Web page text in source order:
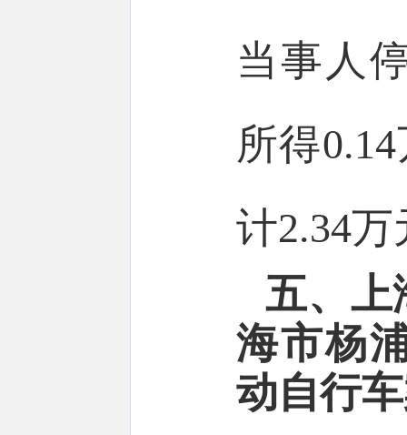
当事人
所得
计2.34
五、上
海市杨
动自行